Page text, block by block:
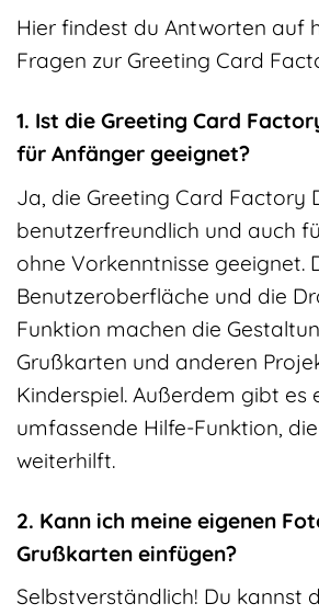
Hier findest du Antworten auf
Fragen zur Greeting Card
1. Ist die Greeting Card
für Anfänger geeignet?
Ja, die Greeting Card Factory
benutzerfreundlich und auch
ohne Vorkenntnisse geeignet.
Benutzeroberfläche und die
Funktion machen die
Grußkarten und anderen
Kinderspiel. Außerdem gibt es
umfassende Hilfe-Funktion,
weiterhilft.
2. Kann ich meine eigenen
Grußkarten einfügen?
Selbstverständlich! Du kannst